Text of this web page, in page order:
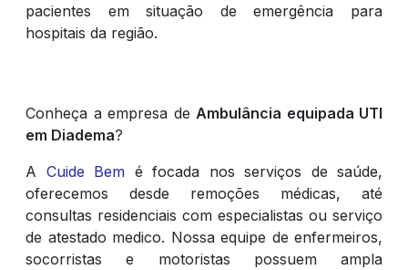
pacientes em situação de emergência para
hospitais da região.
Conheça a empresa de Ambulância equipada UTI
em Diadema?
A Cuide Bem é focada nos serviços de saúde,
oferecemos desde remoções médicas, até
consultas residenciais com especialistas ou serviço
de atestado medico. Nossa equipe de enfermeiros,
socorristas e motoristas possuem ampla